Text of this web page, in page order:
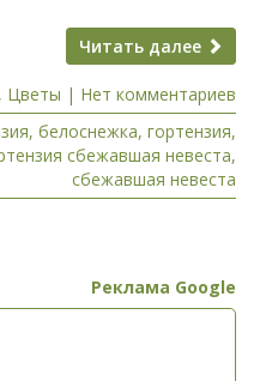
Читать далее
, Цветы | Нет комментариев
, белоснежка, гортензия,
сбежавшая невеста,
сбежавшая невеста
Реклама Google